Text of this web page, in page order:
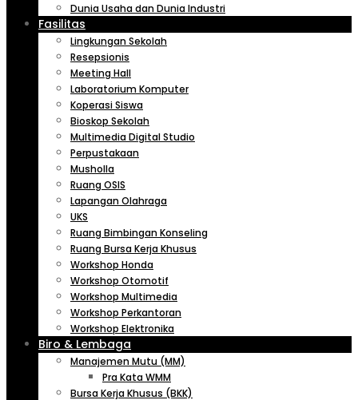
Dunia Usaha dan Dunia Industri
Fasilitas
Lingkungan Sekolah
Resepsionis
Meeting Hall
Laboratorium Komputer
Koperasi Siswa
Bioskop Sekolah
Multimedia Digital Studio
Perpustakaan
Musholla
Ruang OSIS
Lapangan Olahraga
UKS
Ruang Bimbingan Konseling
Ruang Bursa Kerja Khusus
Workshop Honda
Workshop Otomotif
Workshop Multimedia
Workshop Perkantoran
Workshop Elektronika
Biro & Lembaga
Manajemen Mutu (MM)
Pra Kata WMM
Bursa Kerja Khusus (BKK)